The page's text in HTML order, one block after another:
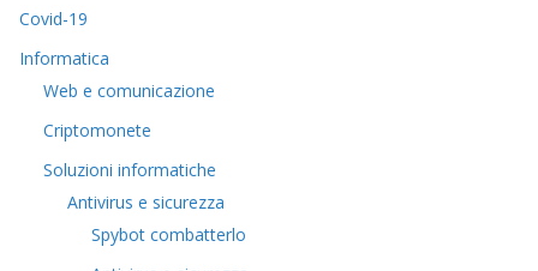
Covid-19
Informatica
Web e comunicazione
Criptomonete
Soluzioni informatiche
Antivirus e sicurezza
Spybot combatterlo